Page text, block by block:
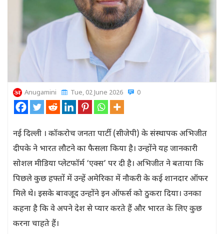
Anugamini Tue, 02 June 2026 0
नई दिल्ली । कॉकरोच जनता पार्टी (सीजेपी) के संस्थापक अभिजीत
दीपके ने भारत लौटने का फैसला किया है। उन्होंने यह जानकारी
सोशल मीडिया प्लेटफॉर्म ‘एक्स’ पर दी है। अभिजीत ने बताया कि
पिछले कुछ हफ्तों में उन्हें अमेरिका में नौकरी के कई शानदार ऑफर
मिले थे। इसके बावजूद उन्होंने इन ऑफर्स को ठुकरा दिया। उनका
कहना है कि वे अपने देश से प्यार करते हैं और भारत के लिए कुछ
करना चाहते हैं।